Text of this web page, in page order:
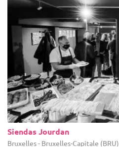
Siendas Jourdan
Bruxelles - Bruxelles-Capitale (BRU)